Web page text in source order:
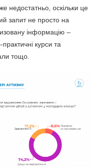
недостатньо, оскільки це
запит не просто на
інформацію –
курси та
тощо.